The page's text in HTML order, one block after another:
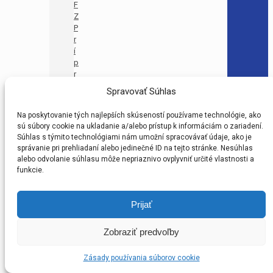
Spravovať Súhlas
Na poskytovanie tých najlepších skúseností používame technológie, ako
sú súbory cookie na ukladanie a/alebo prístup k informáciám o zariadení.
Súhlas s týmito technológiami nám umožní spracovávať údaje, ako je
správanie pri prehliadaní alebo jedinečné ID na tejto stránke. Nesúhlas
alebo odvolanie súhlasu môže nepriaznivo ovplyvniť určité vlastnosti a
funkcie.
Prijať
Zobraziť predvoľby
Zásady používania súborov cookie
F
Z
P
r
í
p
r
a
U
1
M